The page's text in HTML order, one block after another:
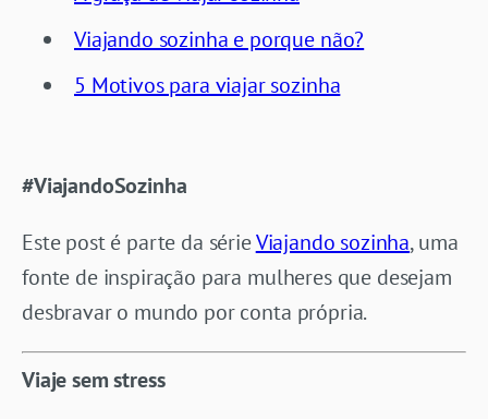
Viajando sozinha e porque não?
5 Motivos para viajar sozinha
#ViajandoSozinha
Este post é parte da sérieViajando sozinha, uma
fonte de inspiração para mulheres que desejam
desbravar o mundo por conta própria.
Viaje sem stress